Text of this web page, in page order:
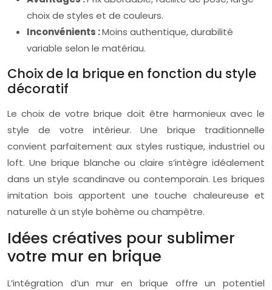
choix de styles et de couleurs.
Inconvénients :Moins authentique, durabilité
variable selon le matériau.
Choix de la brique en fonction du style
décoratif
Le choix de votre brique doit être harmonieux avec le
style de votre intérieur. Une brique traditionnelle
convient parfaitement aux styles rustique, industriel ou
loft. Une brique blanche ou claire s’intègre idéalement
dans un style scandinave ou contemporain. Les briques
imitation bois apportent une touche chaleureuse et
naturelle à un style bohème ou champêtre.
Idées créatives pour sublimer
votre mur en brique
L’intégration d’un mur en brique offre un potentiel